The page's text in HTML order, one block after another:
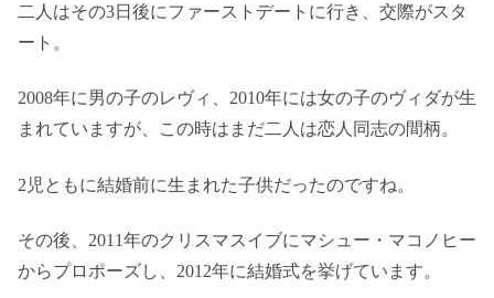
二人はその3日後にファーストデートに行き、交際がスタ
ート。
2008年に男の子のレヴィ、2010年には女の子のヴィダが生
まれていますが、この時はまだ二人は恋人同志の間柄。
2児ともに結婚前に生まれた子供だったのですね。
その後、2011年のクリスマスイブにマシュー・マコノヒー
からプロポーズし、2012年に結婚式を挙げています。